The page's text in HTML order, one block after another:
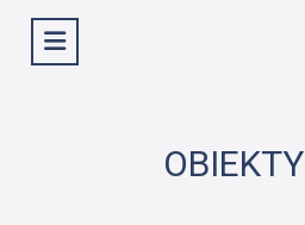
Wyświetl menu
OBIEKTY